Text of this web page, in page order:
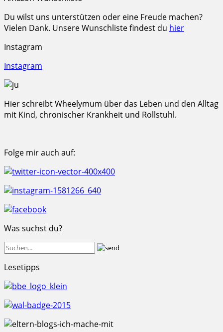
Du wilst uns unterstützen oder eine Freude machen?
Vielen Dank. Unsere Wunschliste findest du hier
Instagram
Instagram
Hier schreibt Wheelymum über das Leben und den Alltag
mit Kind, chronischer Krankheit und Rollstuhl.
Folge mir auch auf:
Was suchst du?
Lesetipps